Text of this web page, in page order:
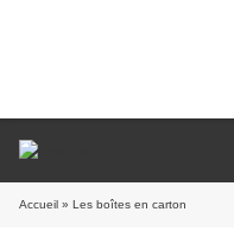
Accueil » Les boîtes en carton